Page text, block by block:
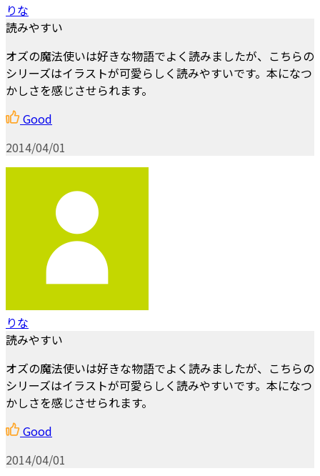
りな
読みやすい
オズの魔法使いは好きな物語でよく読みましたが、こちらの
シリーズはイラストが可愛らしく読みやすいです。本になつ
かしさを感じさせられます。
Good
2014/04/01
りな
読みやすい
オズの魔法使いは好きな物語でよく読みましたが、こちらの
シリーズはイラストが可愛らしく読みやすいです。本になつ
かしさを感じさせられます。
Good
2014/04/01